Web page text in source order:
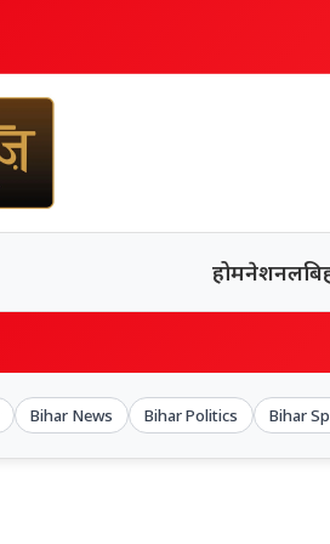
होमनेशनल
Bihar News Bihar Politics Bihar